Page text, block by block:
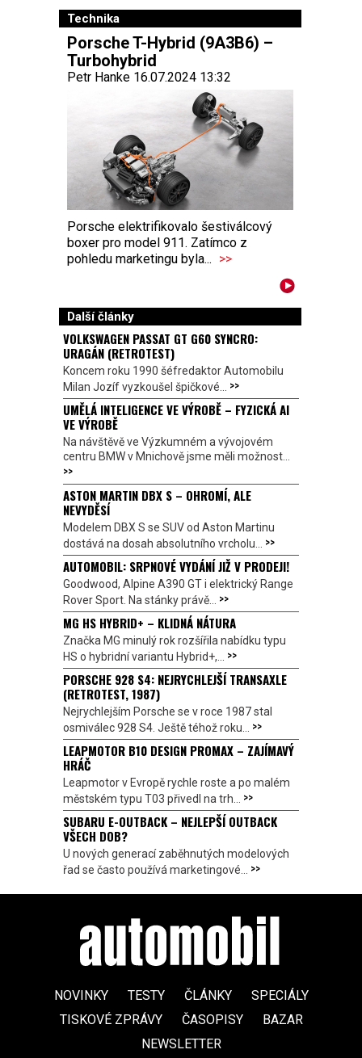
Technika
Porsche T-Hybrid (9A3B6) –
Turbohybrid
Petr Hanke 16.07.2024 13:32
Porsche elektrifikovalo šestiválcový
boxer pro model 911. Zatímco z
pohledu marketingu byla... >>
Další články
VOLKSWAGEN PASSAT GT G60 SYNCRO:
URAGÁN (RETROTEST)
Koncem roku 1990 šéfredaktor Automobilu
Milan Jozíf vyzkoušel špičkové... >>
UMĚLÁ INTELIGENCE VE VÝROBĚ – FYZICKÁ AI
VE VÝROBĚ
Na návštěvě ve Výzkumném a vývojovém
centru BMW v Mnichově jsme měli možnost...
>>
ASTON MARTIN DBX S – OHROMÍ, ALE
NEVYDĚSÍ
Modelem DBX S se SUV od Aston Martinu
dostává na dosah absolutního vrcholu... >>
AUTOMOBIL: SRPNOVÉ VYDÁNÍ JIŽ V PRODEJI!
Goodwood, Alpine A390 GT i elektrický Range
Rover Sport. Na stánky právě... >>
MG HS HYBRID+ – KLIDNÁ NÁTURA
Značka MG minulý rok rozšířila nabídku typu
HS o hybridní variantu Hybrid+,... >>
PORSCHE 928 S4: NEJRYCHLEJŠÍ TRANSAXLE
(RETROTEST, 1987)
Nejrychlejším Porsche se v roce 1987 stal
osmiválec 928 S4. Ještě téhož roku... >>
LEAPMOTOR B10 DESIGN PROMAX – ZAJÍMAVÝ
HRÁČ
Leapmotor v Evropě rychle roste a po malém
městském typu T03 přivedl na trh... >>
SUBARU E-OUTBACK – NEJLEPŠÍ OUTBACK
VŠECH DOB?
U nových generací zaběhnutých modelových
řad se často používá marketingové... >>
NOVINKY TESTY ČLÁNKY
SPECIÁLY
TISKOVÉ ZPRÁVY
ČASOPISY
BAZAR
NEWSLETTER